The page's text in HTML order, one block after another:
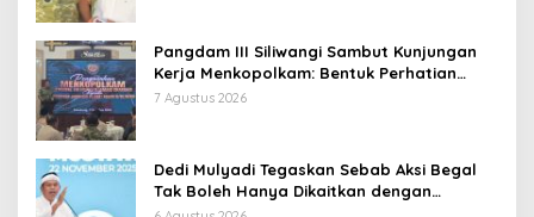
Pangdam III Siliwangi Sambut Kunjungan
Kerja Menkopolkam: Bentuk Perhatian
Pemerintah
7 Agustus 2026
Dedi Mulyadi Tegaskan Sebab Aksi Begal
Tak Boleh Hanya Dikaitkan dengan
Ekonomi